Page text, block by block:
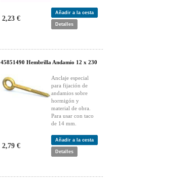
2,23 €
Añadir a la cesta
Detalles
45851490 Hembrilla Andamio 12 x 230
Anclaje especial
para fijación de
andamios sobre
hormigón y
material de obra.
Para usar con taco
de 14 mm.
2,79 €
Añadir a la cesta
Detalles